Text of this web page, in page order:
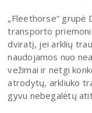
„Fleethorse“
transporto
dviratį, jei arklių
naudojamos nuo
vežimai ir netgi
atrodytų, arkliuko
gyvu nebegalėtų